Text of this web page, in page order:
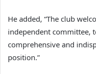
He added, “The club
independent committee,
comprehensive and
position.”